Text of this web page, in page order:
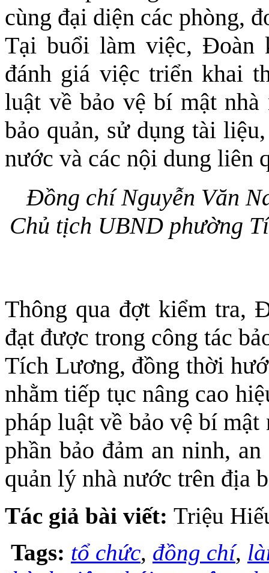
cùng đại diện các phòng,
Tại buổi làm việc, Đoàn
đánh giá việc triển khai
luật về bảo vệ bí mật
bảo quản, sử dụng tài
nước và các nội dung liên
Đồng chí Nguyễn Văn
Chủ tịch UBND phường
Thông qua đợt kiểm tra,
đạt được trong công tác
Tích Lương, đồng thời
nhằm tiếp tục nâng cao
pháp luật về bảo vệ bí
phần bảo đảm an ninh,
quản lý nhà nước trên địa
Tác giả bài viết: Triệu
Tags: tổ chức, đồng chí,